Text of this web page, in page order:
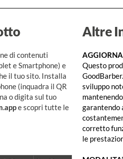
di contenuti
e Smartphone) e
il tuo sito. Installa
(inquadra il QR
o digita sul tuo
e scopri tutte le
Altre
Questo
sviluppo
garantendo
corretto
le